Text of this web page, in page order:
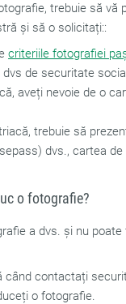
trebuie să vă
și să o solicitați::
criteriile fotografiei
de securitate
aveți nevoie de o
trebuie să
dvs., cartea
o fotografie?
a dvs. și nu
contactați
o fotografie.